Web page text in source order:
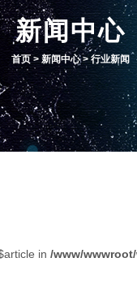
新闻中心
首页>新闻中心>行业新闻
in /www/